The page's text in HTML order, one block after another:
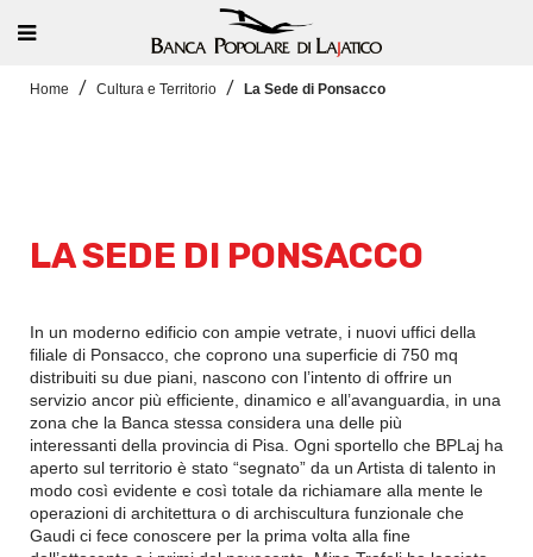
Home Cultura e Territorio La Sede di Ponsacco
LA SEDE DI PONSACCO
In un moderno edificio con ampie vetrate, i nuovi uffici della
filiale di Ponsacco, che coprono una superficie di 750 mq
distribuiti su due piani, nascono con l’intento di offrire un
servizio ancor più efficiente, dinamico e all’avanguardia, in una
zona che la Banca stessa considera una delle più
interessanti della provincia di Pisa. Ogni sportello che BPLaj ha
aperto sul territorio è stato “segnato” da un Artista di talento in
modo così evidente e così totale da richiamare alla mente le
operazioni di architettura o di archiscultura funzionale che
Gaudi ci fece conoscere per la prima volta alla fine